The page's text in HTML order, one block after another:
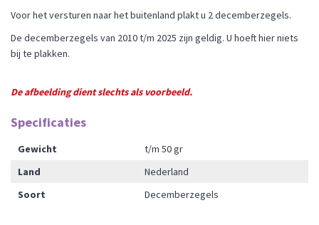
Voor het versturen naar het buitenland plakt u 2 decemberzegels.
De decemberzegels van 2010 t/m 2025 zijn geldig. U hoeft hier niets
bij te plakken.
De afbeelding dient slechts als voorbeeld.
Specificaties
Gewicht
t/m 50 gr
Land
Nederland
Soort
Decemberzegels